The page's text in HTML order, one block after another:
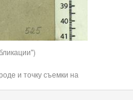
и точку съемки на